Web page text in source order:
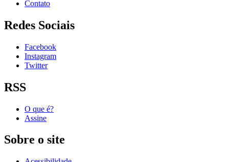
Contato
Redes Sociais
Facebook
Instagram
Twitter
RSS
O que é?
Assine
Sobre o site